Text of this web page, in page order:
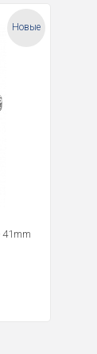
Новые